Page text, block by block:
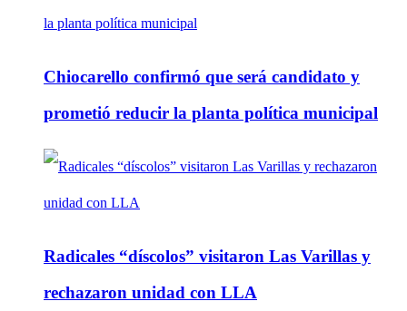
Chiocarello confirmó que será candidato y
prometió reducir la planta política municipal
Radicales “díscolos” visitaron Las Varillas y
rechazaron unidad con LLA